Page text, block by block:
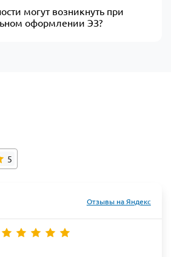
могут возникнуть при
оформлении ЭЗ?
5
Отзывы на Яндекс